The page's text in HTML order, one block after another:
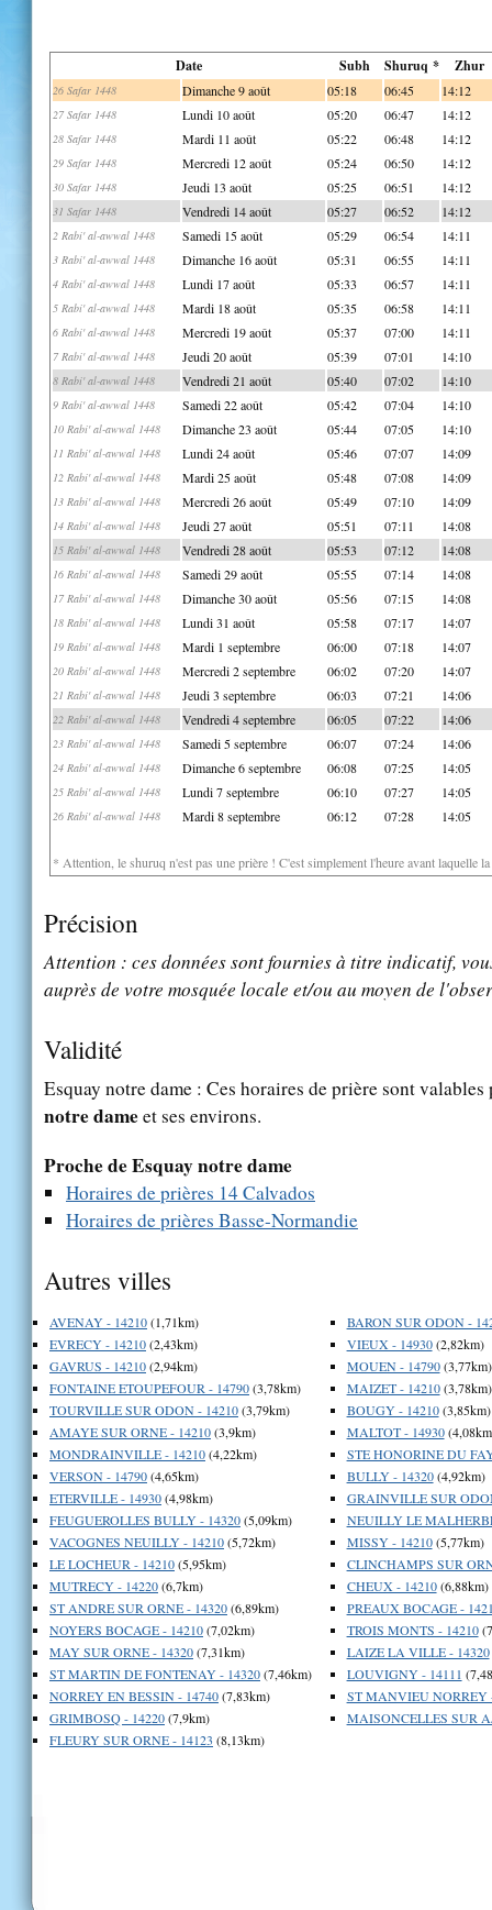
Date Subh Shuruq * Zhur
26 Safar 1448 Dimanche 9 août 05:18 06:45 14:12
27 Safar 1448 Lundi 10 août 05:20 06:47 14:12
28 Safar 1448 Mardi 11 août 05:22 06:48 14:12
29 Safar 1448 Mercredi 12 août 05:24 06:50 14:12
30 Safar 1448 Jeudi 13 août 05:25 06:51 14:12
31 Safar 1448 Vendredi 14 août 05:27 06:52 14:12
2 Rabi' al-awwal 1448 Samedi 15 août 05:29 06:54 14:11
3 Rabi' al-awwal 1448 Dimanche 16 août 05:31 06:55 14:11
4 Rabi' al-awwal 1448 Lundi 17 août 05:33 06:57 14:11
5 Rabi' al-awwal 1448 Mardi 18 août 05:35 06:58 14:11
6 Rabi' al-awwal 1448 Mercredi 19 août 05:37 07:00 14:11
7 Rabi' al-awwal 1448 Jeudi 20 août 05:39 07:01 14:10
8 Rabi' al-awwal 1448 Vendredi 21 août 05:40 07:02 14:10
9 Rabi' al-awwal 1448 Samedi 22 août 05:42 07:04 14:10
10 Rabi' al-awwal 1448 Dimanche 23 août 05:44 07:05 14:10
11 Rabi' al-awwal 1448 Lundi 24 août 05:46 07:07 14:09
12 Rabi' al-awwal 1448 Mardi 25 août 05:48 07:08 14:09
13 Rabi' al-awwal 1448 Mercredi 26 août 05:49 07:10 14:09
14 Rabi' al-awwal 1448 Jeudi 27 août 05:51 07:11 14:08
15 Rabi' al-awwal 1448 Vendredi 28 août 05:53 07:12 14:08
16 Rabi' al-awwal 1448 Samedi 29 août 05:55 07:14 14:08
17 Rabi' al-awwal 1448 Dimanche 30 août 05:56 07:15 14:08
18 Rabi' al-awwal 1448 Lundi 31 août 05:58 07:17 14:07
19 Rabi' al-awwal 1448 Mardi 1 septembre 06:00 07:18 14:07
20 Rabi' al-awwal 1448 Mercredi 2 septembre 06:02 07:20 14:07
21 Rabi' al-awwal 1448 Jeudi 3 septembre 06:03 07:21 14:06
22 Rabi' al-awwal 1448 Vendredi 4 septembre 06:05 07:22 14:06
23 Rabi' al-awwal 1448 Samedi 5 septembre 06:07 07:24 14:06
24 Rabi' al-awwal 1448 Dimanche 6 septembre 06:08 07:25 14:05
25 Rabi' al-awwal 1448 Lundi 7 septembre 06:10 07:27 14:05
26 Rabi' al-awwal 1448 Mardi 8 septembre 06:12 07:28 14:05
* Attention, le shuruq n'est pas une prière ! C'est simplement l'heure avant laquelle
Précision
Attention : ces données sont fournies à titre indicatif,
auprès de votre mosquée locale et/ou au moyen de
Validité
Esquay notre dame : Ces horaires de prière sont
notre dameet ses environs.
Proche de Esquay notre dame
Horaires de prières 14 Calvados
Horaires de prières Basse-Normandie
Autres villes
AVENAY - 14210(1,71km)
EVRECY - 14210(2,43km)
GAVRUS - 14210(2,94km)
FONTAINE ETOUPEFOUR - 14790(3,78km)
TOURVILLE SUR ODON - 14210(3,79km)
AMAYE SUR ORNE - 14210(3,9km)
MONDRAINVILLE - 14210(4,22km)
VERSON - 14790(4,65km)
ETERVILLE - 14930(4,98km)
FEUGUEROLLES BULLY - 14320(5,09km)
VACOGNES NEUILLY - 14210(5,72km)
LE LOCHEUR - 14210(5,95km)
MUTRECY - 14220(6,7km)
ST ANDRE SUR ORNE - 14320(6,89km)
NOYERS BOCAGE - 14210(7,02km)
MAY SUR ORNE - 14320(7,31km)
ST MARTIN DE FONTENAY - 14320(7,46km)
NORREY EN BESSIN - 14740(7,83km)
GRIMBOSQ - 14220(7,9km)
FLEURY SUR ORNE - 14123 (8,13km)
BARON SUR ODON -
VIEUX - 14930(2,82km)
MOUEN - 14790(3,77km)
MAIZET - 14210(3,78km)
BOUGY - 14210(3,85km)
MALTOT - 14930
STE HONORINE DU
BULLY - 14320(4,92km)
GRAINVILLE SUR
NEUILLY LE
MISSY - 14210(5,77km)
CLINCHAMPS SUR
CHEUX - 14210(6,88km)
PREAUX BOCAGE -
TROIS MONTS - 14210
LAIZE LA VILLE - 14320
LOUVIGNY - 14111
ST MANVIEU NORREY
MAISONCELLES SUR